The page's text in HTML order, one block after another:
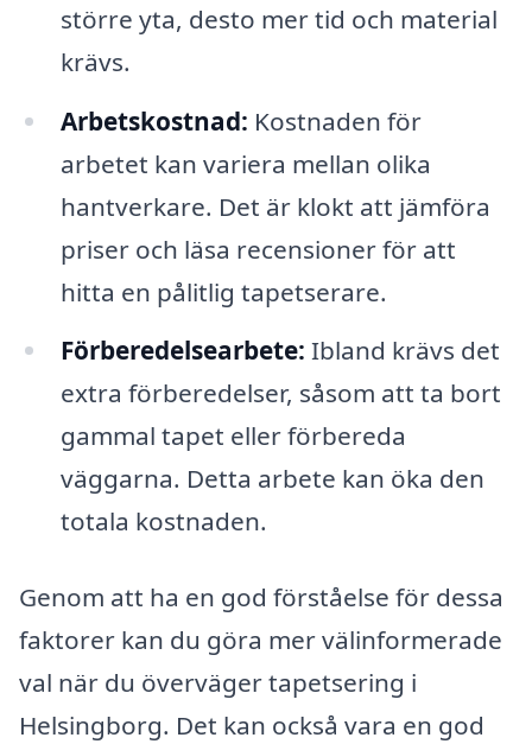
större yta, desto mer tid och material
krävs.
Arbetskostnad: Kostnaden för
arbetet kan variera mellan olika
hantverkare. Det är klokt att jämföra
priser och läsa recensioner för att
hitta en pålitlig tapetserare.
Förberedelsearbete: Ibland krävs det
extra förberedelser, såsom att ta bort
gammal tapet eller förbereda
väggarna. Detta arbete kan öka den
totala kostnaden.
Genom att ha en god förståelse för dessa
faktorer kan du göra mer välinformerade
val när du överväger tapetsering i
Helsingborg. Det kan också vara en god